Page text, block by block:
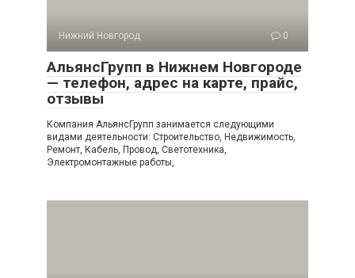
Нижний Новгород 0
АльянсГрупп в Нижнем Новгороде
— телефон, адрес на карте, прайс,
отзывы
Компания АльянсГрупп занимается следующими
видами деятельности: Строительство, Недвижимость,
Ремонт, Кабель, Провод, Светотехника,
Электромонтажные работы,